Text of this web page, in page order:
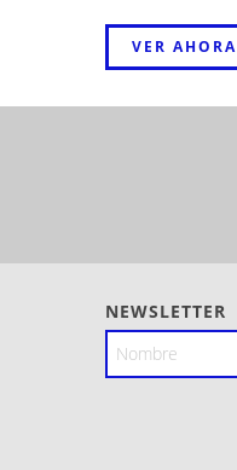
VER AHORA
NEWSLETTER